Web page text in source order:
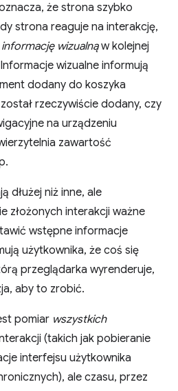
że strona szybko
strona reaguje na interakcję,
informację wizualnąw kolejnej
wizualne informują
dodany do koszyka
rzeczywiście dodany, czy
na urządzeniu
zawartość
dłużej niż inne, ale
złożonych interakcji ważne
wstępne informacje
użytkownika, że coś się
przeglądarka wyrenderuje,
aby to zrobić.
pomiar wszystkich
(takich jak pobieranie
interfejsu użytkownika
ale czasu, przez